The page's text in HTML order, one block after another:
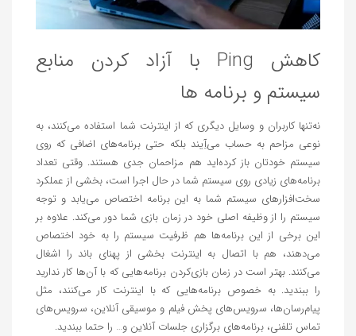
کاهش Ping با آزاد کردن منابع
سیستم و برنامه‌ ها
نه‌تنها کاربران و وسایل دیگری که از اینترنت شما استفاده می‌کنند، به
نوعی مزاحم به حساب می‌آِیند بلکه حتی برنامه‌های اضافی که روی
سیستم خودتان باز کرده‌اید هم مزاحمان جدی هستند. وقتی تعداد
برنامه‌های زیادی روی سیستم شما در حال اجرا است، بخشی از عملکرد
سخت‌افزارهای سیستم شما به این برنامه اختصاص می‌یابد و توجه
سیستم را از وظیفه اصلی خود در زمان بازی شما دور می‌کند. علاوه بر
این برخی از این برنامه‌ها هم ظرفیت سیستم را به خود اختصاص
می‌دهند، هم با اتصال به اینترنت بخشی از پهنای باند را اشغال
می‌کنند. بهتر است در زمان بازی‌کردن برنامه‌هایی که با آن‌ها کار ندارید
را ببندید. به خصوص برنامه‌هایی که با اینترنت کار می‌کنند، مثل
پیام‌رسان‌ها، سرویس‌های پخش فیلم و موسیقی آنلاین، سرویس‌های
تماس تلفنی، برنامه‌های برگزاری جلسات آنلاین و… را حتما ببندید.